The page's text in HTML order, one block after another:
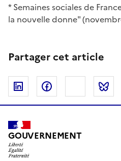
* Semaines sociales de
la nouvelle donne"
Partager cet article
Linkedin Twitter
GOUVERNEMENT